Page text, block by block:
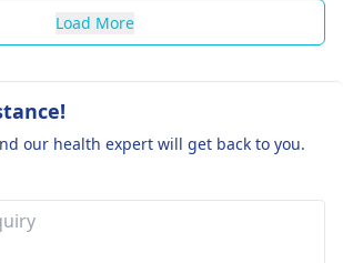
Load More
our health expert will get back to you.